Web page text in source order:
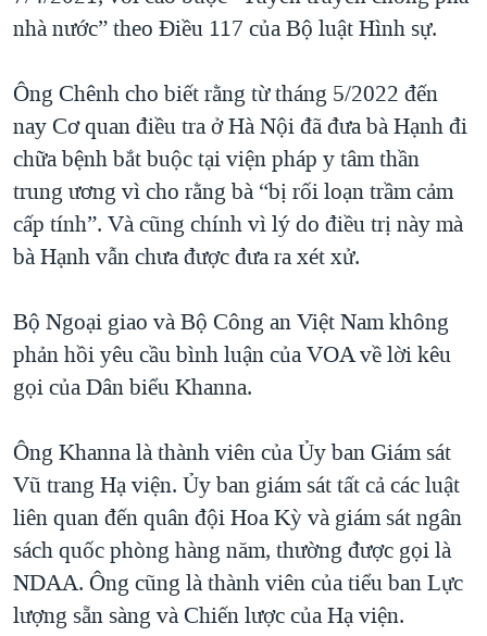
nhà nước” theo Điều 117 của Bộ luật Hình sự.
Ông Chênh cho biết rằng từ tháng 5/2022 đến
nay Cơ quan điều tra ở Hà Nội đã đưa bà Hạnh đi
chữa bệnh bắt buộc tại viện pháp y tâm thần
trung ương vì cho rằng bà “bị rối loạn trầm cảm
cấp tính”. Và cũng chính vì lý do điều trị này mà
bà Hạnh vẫn chưa được đưa ra xét xử.
Bộ Ngoại giao và Bộ Công an Việt Nam không
phản hồi yêu cầu bình luận của VOA về lời kêu
gọi của Dân biểu Khanna.
Ông Khanna là thành viên của Ủy ban Giám sát
Vũ trang Hạ viện. Ủy ban giám sát tất cả các luật
liên quan đến quân đội Hoa Kỳ và giám sát ngân
sách quốc phòng hàng năm, thường được gọi là
NDAA. Ông cũng là thành viên của tiểu ban Lực
lượng sẵn sàng và Chiến lược của Hạ viện.